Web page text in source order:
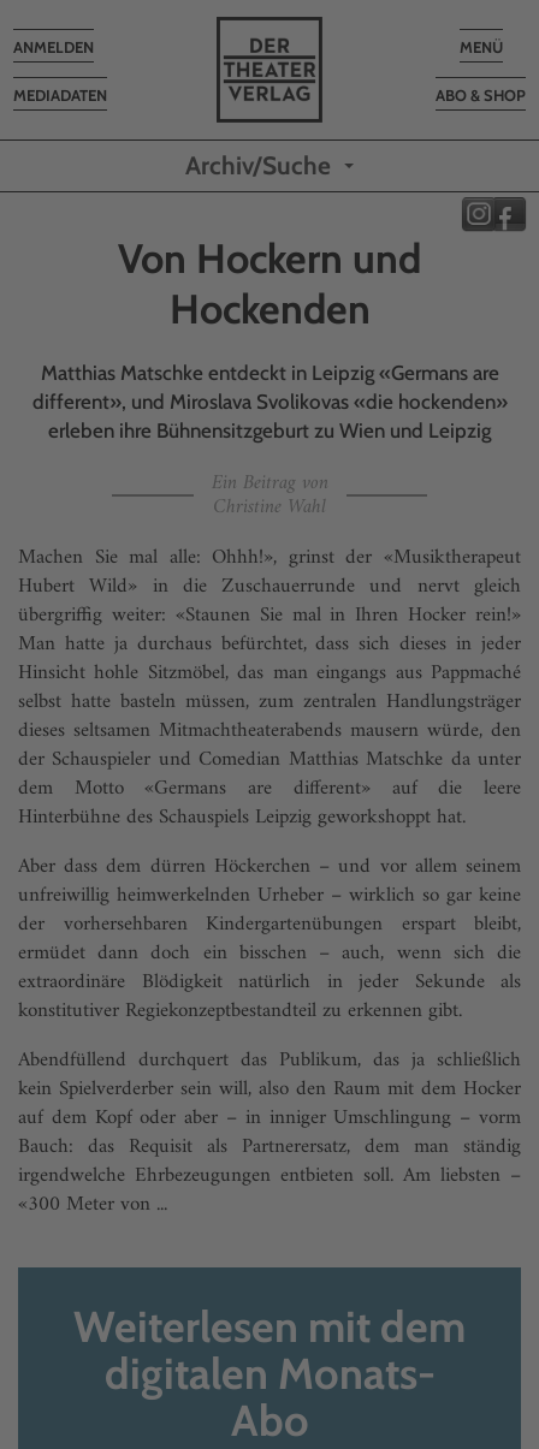
Toggle
MENÜ
ABO & SHOP
MEDIADATEN
Toggle
navigation
ANMELDEN
Archiv/Suche
Von Hockern und
Hockenden
Matthias Matschke entdeckt in Leipzig «Germans are
different», und Miroslava Svolikovas «die hockenden»
erleben ihre Bühnensitzgeburt zu Wien und Leipzig
Ein Beitrag von
Christine Wahl
Machen Sie mal alle: Ohhh!», grinst der «Musiktherapeut
Hubert Wild» in die Zuschauerrunde und nervt gleich
übergriffig weiter: «Staunen Sie mal in Ihren Hocker rein!»
Man hatte ja durchaus befürchtet, dass sich dieses in jeder
Hinsicht hohle Sitzmöbel, das man eingangs aus Pappmaché
selbst hatte basteln müssen, zum zentralen Handlungsträger
dieses seltsamen Mitmachtheaterabends mausern würde, den
der Schauspieler und Comedian Matthias Matschke da unter
dem Motto «Germans are different» auf die leere
Hinterbühne des Schauspiels Leipzig geworkshoppt hat.
Aber dass dem dürren Höckerchen – und vor allem seinem
unfreiwillig heimwerkelnden Urheber – wirklich so gar keine
der vorhersehbaren Kindergartenübungen erspart bleibt,
ermüdet dann doch ein bisschen – auch, wenn sich die
extraordi­näre Blödigkeit natürlich in jeder Sekunde als
konstitutiver Regiekonzeptbestandteil zu erkennen gibt.
Abendfüllend durchquert das Publikum, das ja schließlich
kein Spielverderber sein will, also den Raum mit dem Hocker
auf dem Kopf oder aber – in inniger Umschlingung – vorm
Bauch: das Requisit als Partnerersatz, dem man ständig
irgendwelche Ehrbezeugungen entbieten soll. Am liebsten –
«300 Meter von ...
Weiterlesen mit dem
digitalen Monats-
Abo